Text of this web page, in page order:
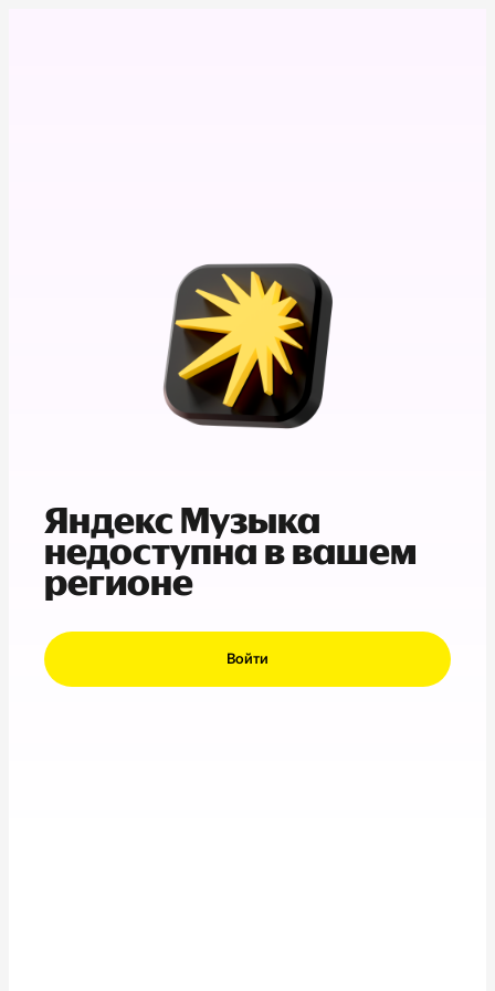
Яндекс Музыка
недоступна в вашем
регионе
Войти